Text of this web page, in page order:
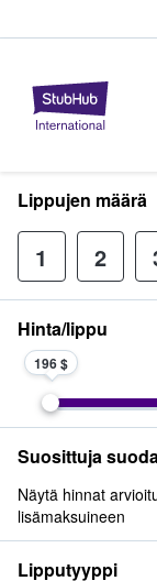
Lippujen määrä
1 2
Hinta/lippu
196 $
Suosittuja
Näytä hinnat
lisämaksuineen
Lipputyyppi